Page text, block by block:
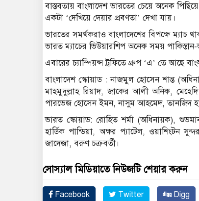
বাস্তবতায় বাংলাদেশ ভারতের চেয়ে অনেক
একটা ‘দেখিয়ে দেয়ার প্রবণতা’ দেখা যায়।
ভারতের সমর্থকরাও বাংলাদেশের বিপক্ষে
ভারত ম্যাচের ভিউয়ারশিপ অনেক সময় পাকিস্তান-
এবারের চ্যাম্পিয়ন্স ট্রফিতে গ্রুপ ‘এ’ তে আছে
বাংলাদেশ স্কোয়াড : নাজমুল হোসেন শান্ত
মাহমুদুল্লাহ রিয়াদ, জাকের আলী অনিক,
পারভেজ হোসেন ইমন, নাসুম আহমেদ, তানজিদ
ভারত স্কোয়াড: রোহিত শর্মা (অধিনায়ক),
হার্ডিক পান্ডিয়া, অক্ষর প্যাটেল, ওয়াশিংটন
জাদেজা, বরুণ চক্রবর্তী।
সোস্যাল মিডিয়াতে নিউজটি শেয়ার করুন
Facebook Twitter Digg